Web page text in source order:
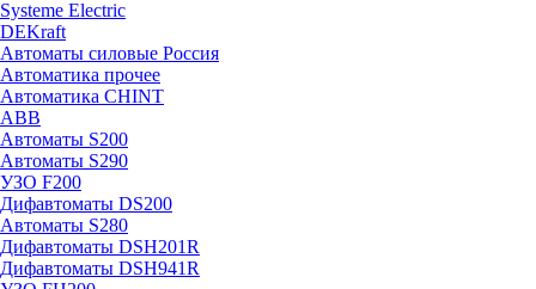
Systeme Electric
DEKraft
Автоматы силовые Россия
Автоматика прочее
Автоматика CHINT
ABB
Автоматы S200
Автоматы S290
УЗО F200
Дифавтоматы DS200
Автоматы S280
Дифавтоматы DSH201R
Дифавтоматы DSH941R